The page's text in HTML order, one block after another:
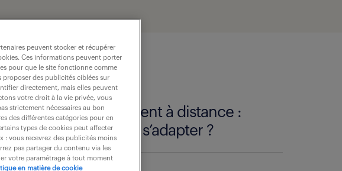
Management à distance :
comment s’adapter ?
peuvent stocker et récupérer
Ces informations peuvent porter
pour que le site fonctionne comme
des publicités ciblées sur
directement, mais elles peuvent
votre droit à la vie privée, vous
strictement nécessaires au bon
des différentes catégories pour en
types de cookies peut affecter
: vous recevrez des publicités moins
pas partager du contenu via les
votre paramétrage à tout moment
en matière de cookie